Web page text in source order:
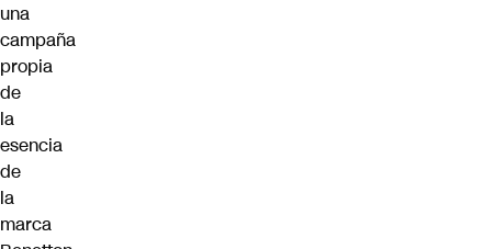
una
campaña
propia
de
la
esencia
de
la
marca